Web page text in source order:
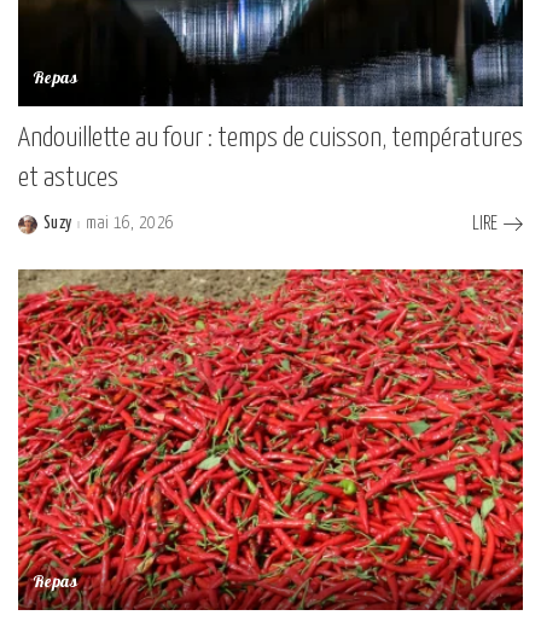
Repas
Andouillette au four : temps de cuisson, températures
et astuces
Posted
Suzy mai 16, 2026 LIRE
Repas